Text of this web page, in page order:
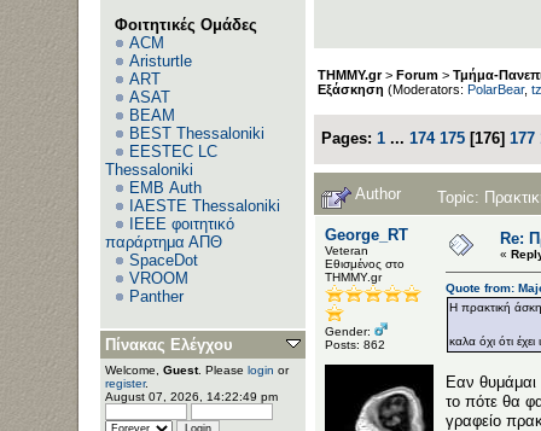
Φοιτητικές Ομάδες
ACM
Aristurtle
ART
ASAT
BEAM
BEST Thessaloniki
EESTEC LC
Thessaloniki
EΜΒ Auth
IAESTE Thessaloniki
IEEE φοιτητικό
παράρτημα ΑΠΘ
SpaceDot
VROOM
Panther
Πίνακας Ελέγχου
Welcome, Guest. Please login or
register.
August 07, 2026, 14:22:49 pm
THMMY.gr> Forum > Τμήμα-
Εξάσκηση (Moderators: PolarBear,
Pages: 1 ... 174 175 [176] 177
Author Topic:
George_RT
Veteran
Εθισμένος στο
ΤΗΜΜΥ.gr
Gender:
Posts: 862
Re:
«
Quote from:
Η πρακτική
καλα όχι ότι
Εαν θυμάμαι
το πότε θα
γραφείο